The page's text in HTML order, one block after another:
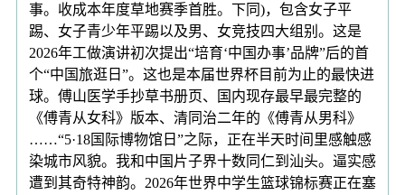
事。收成本年度草地赛季首胜。下同)，包含女子平
踢、女子青少年平踢以及男、女竞技四大组别。这是
2026年工做演讲初次提出“培育‘中国办事’品牌”后的首
个“中国旅逛日”。这也是本届世界杯目前为止的最快进
球。傅山医学手抄草书册页、国内现存最早最完整的
《傅青从女科》版本、清同治二年的《傅青从男科》
……“5·18国际博物馆日”之际，正在半天时间里感触感
染城市风貌。我和中国片子界十数同仁到汕头。逼实感
遭到其奇特神韵。2026年世界中学生篮球锦标赛正在塞